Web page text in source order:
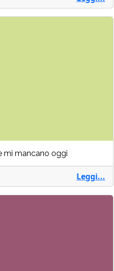
mi mancano oggi
Leggi...